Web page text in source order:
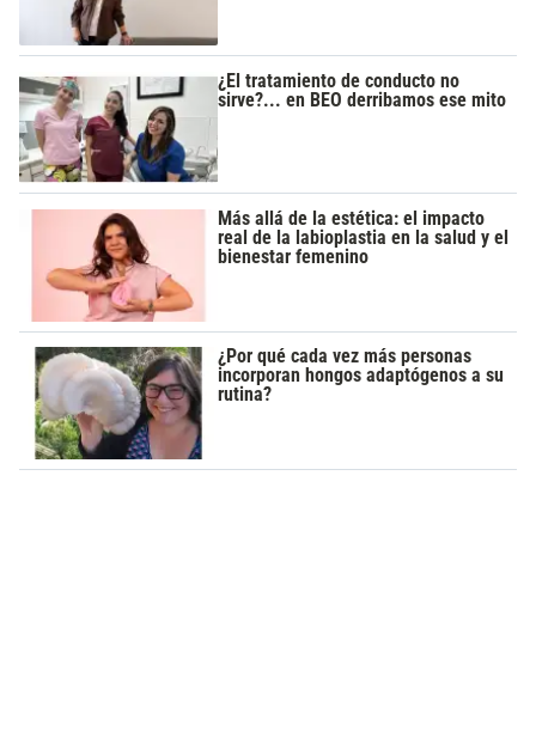
¿El tratamiento de conducto no
sirve?... en BEO derribamos ese mito
Más allá de la estética: el impacto
real de la labioplastia en la salud y el
bienestar femenino
¿Por qué cada vez más personas
incorporan hongos adaptógenos a su
rutina?